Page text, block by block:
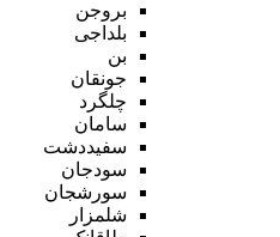
بروجن
بلداجی
بن
جونقان
چلگرد
سامان
سفیددشت
سودجان
سورشجان
شلمزار